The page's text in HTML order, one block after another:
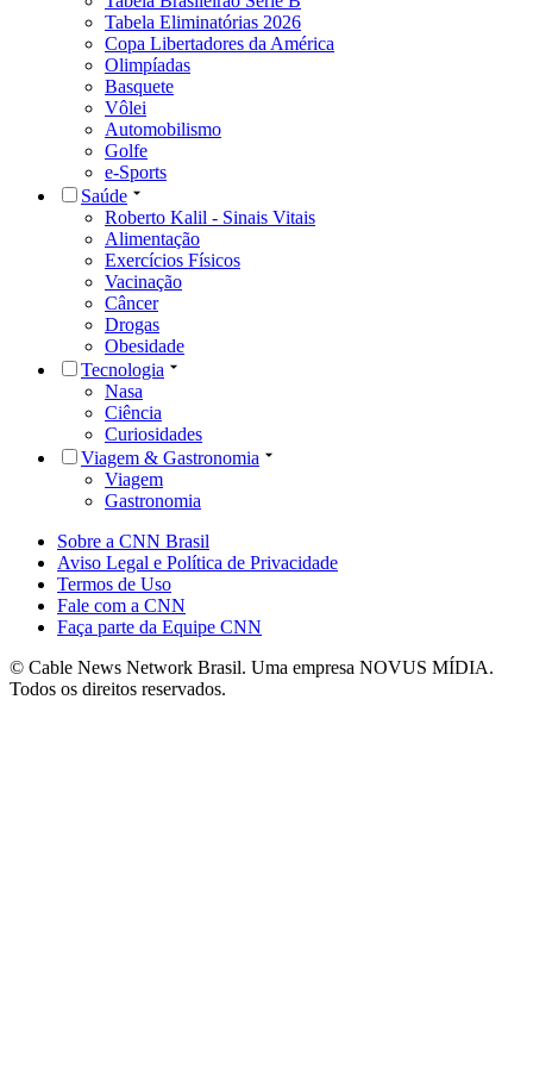
Tabela Eliminatórias 2026
Copa Libertadores da América
Olimpíadas
Basquete
Vôlei
Automobilismo
Golfe
e-Sports
Saúde
Roberto Kalil - Sinais Vitais
Alimentação
Exercícios Físicos
Vacinação
Câncer
Drogas
Obesidade
Tecnologia
Nasa
Ciência
Curiosidades
Viagem & Gastronomia
Viagem
Gastronomia
Sobre a CNN Brasil
Aviso Legal e Política de Privacidade
Termos de Uso
Fale com a CNN
Faça parte da Equipe CNN
© Cable News Network Brasil. Uma empresa NOVUS MÍDIA.
Todos os direitos reservados.